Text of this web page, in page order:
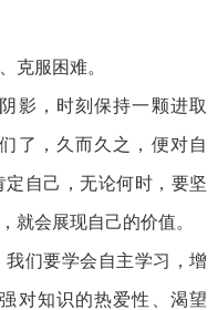
服困难。
，时刻保持一颗进取
了，久而久之，便对自
自己，无论何时，要坚
就会展现自己的价值。
们要学会自主学习，增
对知识的热爱性、渴望